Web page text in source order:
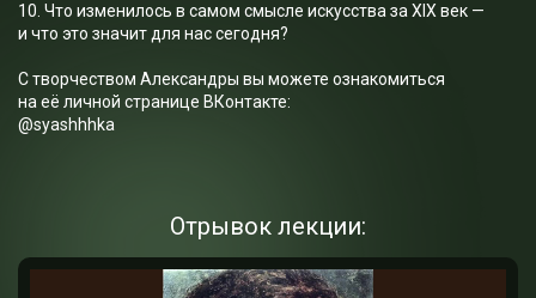
10. Что изменилось в самом смысле искусства за XIX век —
и что это значит для нас сегодня?
С творчеством Александры вы можете ознакомиться
на её личной странице ВКонтакте:
@syashhhka
Отрывок лекции: